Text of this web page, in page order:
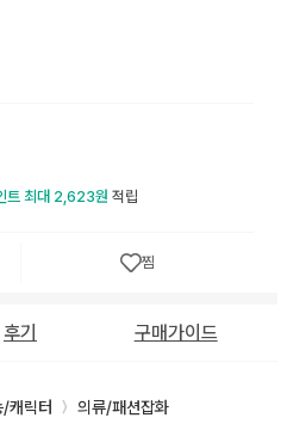
트 최대 2,623원 적립
찜
후기 구매가이드
캐릭터 〉
의류/패션잡화